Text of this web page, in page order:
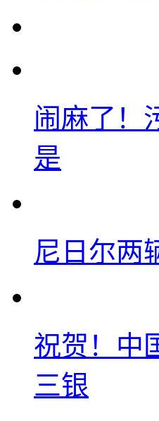
闹麻了！
是
尼日尔两
祝贺！中
三银